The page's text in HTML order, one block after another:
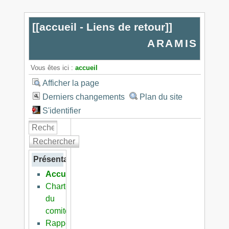
[[accueil - Liens de retour]]
ARAMIS
Vous êtes ici : accueil
Afficher la page
Derniers changements
Plan du site
S'identifier
Rechercher
Présentation
Accueil
Charte
du
comité
Rapports